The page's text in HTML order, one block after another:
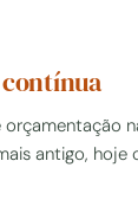
antigo, hoje